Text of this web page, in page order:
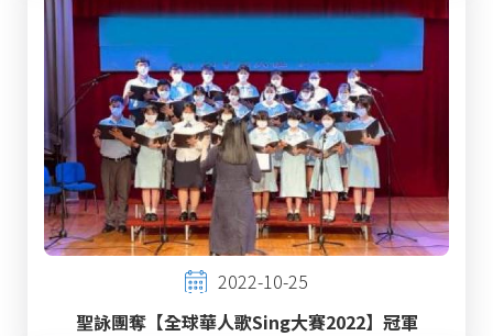
2022-10-25
聖詠團奪【全球華人歌Sing大賽2022】冠軍